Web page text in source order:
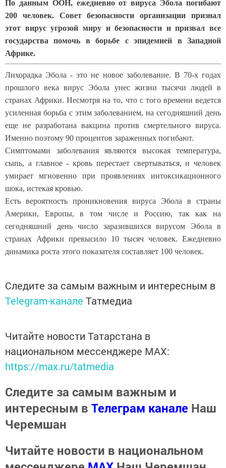
По данным ООН, ежедневно от вируса Эбола погибают
200 человек. Совет безопасности организации признал
этот вирус угрозой миру и безопасности и призвал все
государства помочь в борьбе с эпидемией в Западной
Африке.
Лихорадка Эбола - это не новое заболевание. В 70-х годах
прошлого века вирус Эбола унес жизни тысячи людей в
странах Африки. Несмотря на то, что с того времени ведется
усиленная борьба с этим заболеванием, на сегодняшний день
еще не разработана вакцина против смертельного вируса.
Именно поэтому 90 процентов зараженных погибают.
Симптомами заболевания являются высокая температура,
сыпь, а главное - кровь перестает свертываться, и человек
умирает мгновенно при проявлениях интоксикационного
шока, истекая кровью.
Есть вероятность проникновения вируса Эбола в страны
Америки, Европы, в том числе и Россию, так как на
сегодняшний день число заразившихся вирусом Эбола в
странах Африки превысило 10 тысяч человек. Ежедневно
динамика роста этого показателя составляет 100 человек.
Следите за самым важным и интересным в
Telegram-канале Татмедиа
Читайте новости Татарстана в
национальном мессенджере MАХ:
https://max.ru/tatmedia
Следите за самым важным и
интересным в Телеграм канале Наш
Черемшан
Читайте новости в национальном